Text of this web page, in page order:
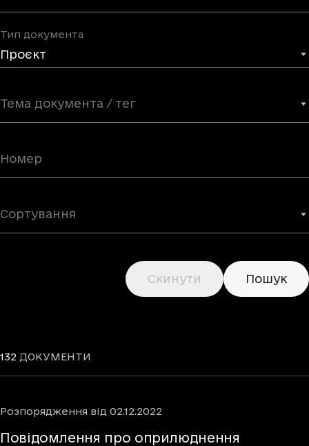
Тип документа
Проєкт
Тема документа / тег
Сортування
Скинути Пошук
132 ДОКУМЕНТИ
Розпорядження від 02.12.2022
Повідомлення про оприлюднення